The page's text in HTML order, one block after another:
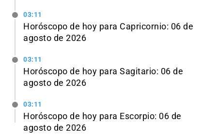
03:11
Horóscopo de hoy para Capricornio: 06 de
agosto de 2026
03:11
Horóscopo de hoy para Sagitario: 06 de
agosto de 2026
03:11
Horóscopo de hoy para Escorpio: 06 de
agosto de 2026